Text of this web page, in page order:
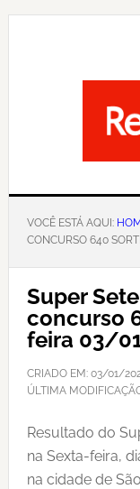
Skip
VOCÊ ESTÁ AQUI:
CONCURSO 640
Super
concurso
feira 03/
CRIADO EM: 03/01/
ÚLTIMA
Resultado do
na Sexta-feira,
na cidade de